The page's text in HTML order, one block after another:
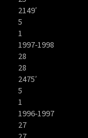
2149′
5
1
1997-1998
28
28
2475′
5
1
1996-1997
27